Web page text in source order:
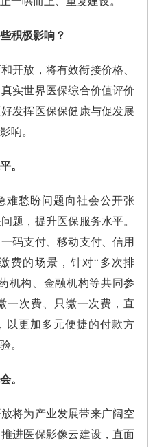
积极影响？
开放，将有效衔接价格、
实世界医保综合价值评价
发挥医保保健康与促发展
响。
。
难愁盼问题向社会公开张
题，提升医保服务水平。
码支付、移动支付、信用
费的场景，针对“多次排
机构、金融机构等共同参
一次费、只缴一次费，直
以更加多元便捷的付款方
。
。
将为产业发展带来广阔空
进医保影像云建设，直面